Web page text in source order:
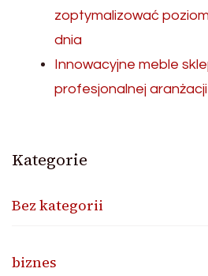
zoptymalizować
dnia
Innowacyjne meble
profesjonalnej
Kategorie
Bez kategorii
biznes